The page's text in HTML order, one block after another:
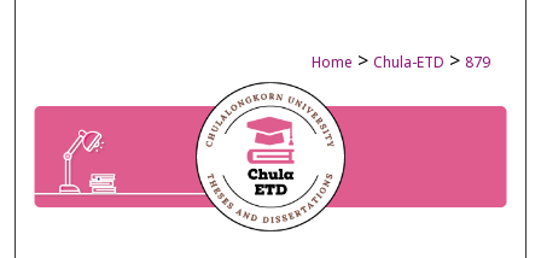
Home > Chula-ETD > 879